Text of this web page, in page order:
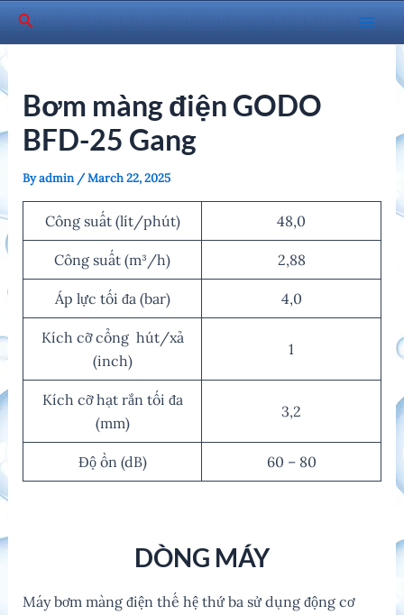
SkipSearch
Main
Bơm màng điện GODO
BFD-25 Gang
Byadmin /March 22, 2025
Công suất (lít/phút) 48,0
Công suất (m³/h) 2,88
Áp lực tối đa (bar) 4,0
Kích cỡ cổng hút/xả
(inch)
1
Kích cỡ hạt rắn tối đa
(mm)
3,2
Độ ồn (dB) 60 – 80
DÒNG MÁY
Máy bơm màng điện thế hệ thứ ba sử dụng động cơ